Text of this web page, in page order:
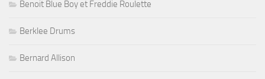
Benoit Blue Boy et Freddie Roulette
Berklee Drums
Bernard Allison